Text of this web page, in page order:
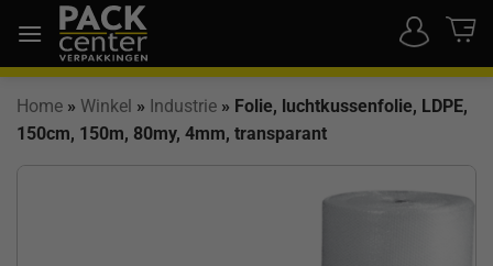
naar
inhoud
Home » Winkel » Industrie » Folie, luchtkussenfolie, LDPE,
150cm, 150m, 80my, 4mm, transparant